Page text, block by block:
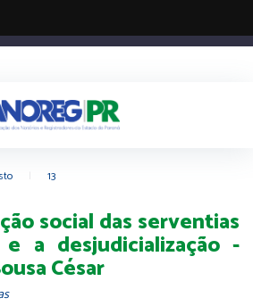
13
social das serventias
a desjudicialização -
César